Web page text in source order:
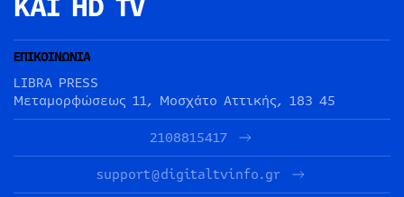
ΕΠΙΚΟΙΝΩΝΙΑ
LIBRA PRESS
Μεταμορφώσεως 11, Μοσχάτο Αττικής, 183 45
2108815417
support@digitaltvinfo.gr